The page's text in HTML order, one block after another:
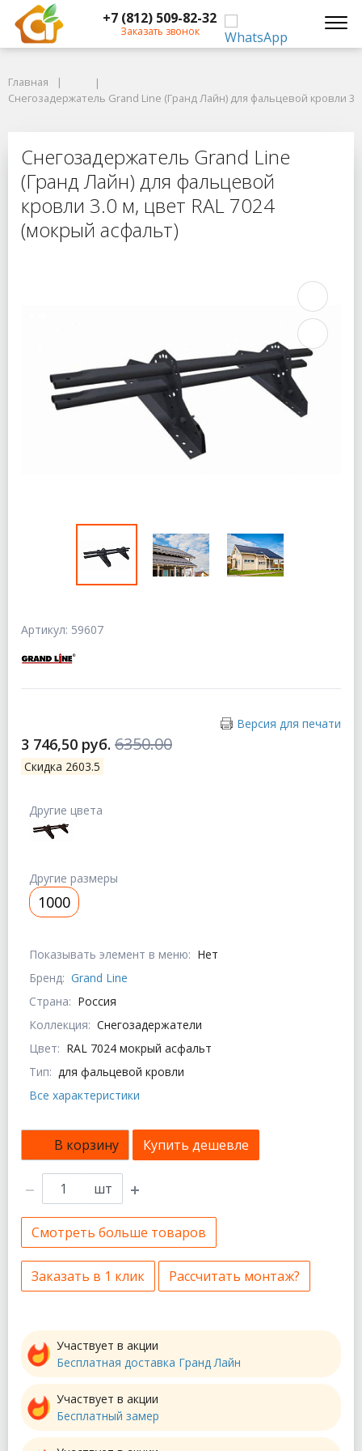
+7 (812) 509-82-32
Заказать звонок
Снегозадержатель Grand Line (Гранд Лайн) для фальцевой кровли 3.0
Снегозадержатель Grand Line
Главная
Снегозадержатель Grand Line (Гранд Лайн) для фальцевой кровли
Снегозадержатель Grand Line
(Гранд Лайн) для фальцевой
кровли 3.0 м, цвет RAL 7024
(мокрый асфальт)
Артикул: 59607
Версия для печати
3 746,50 руб. 6350.00
Скидка 2603.5
Показывать элемент в меню: Нет
Бренд: Grand Line
Страна: Россия
Коллекция: Снегозадержатели
Цвет: RAL 7024 мокрый асфальт
Тип: для фальцевой кровли
Все характеристики
Другие цвета
Другие размеры
1000
В корзину Купить дешевле
шт
Смотреть больше товаров
Заказать в 1 клик Рассчитать монтаж?
Участвует в акции
Бесплатная доставка Гранд Лайн
Участвует в акции
Бесплатный замер